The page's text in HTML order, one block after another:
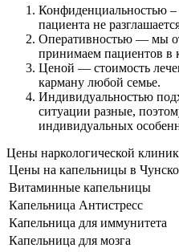
Конфиденциальностью –
пациента не
Оперативностью — мы
принимаем пациентов в
Ценой — стоимость
карману любой семье.
Индивидуальностью
ситуации разные,
индивидуальных
Цены наркологической
Цены на капельницы в
Витаминные капельницы
Капельница Антистресс
Капельница для иммунитета
Капельница для мозга